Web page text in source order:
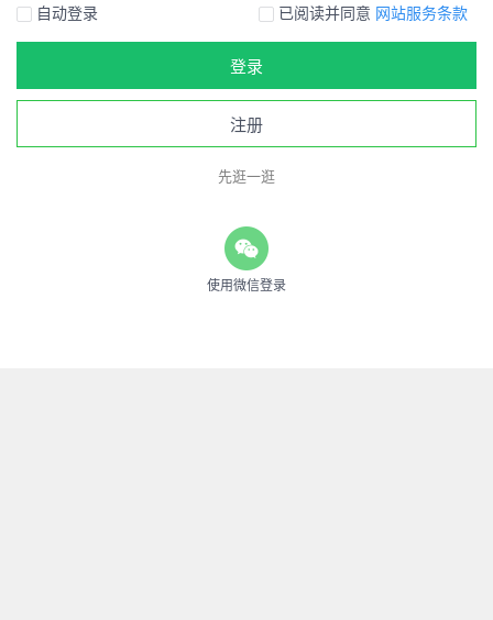
自动登录
已阅读并同意 网站服务条款
登录
注册
先逛一逛
使用微信登录